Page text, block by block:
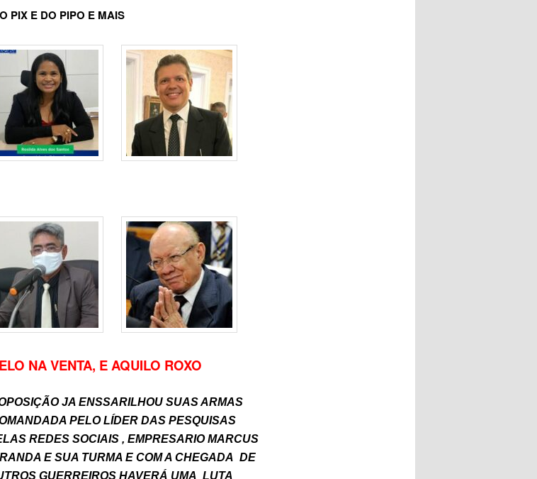
PIX E DO PIPO E MAIS
NA VENTA, E AQUILO ROXO
JA ENSSARILHOU SUAS ARMAS
PELO LÍDER DAS PESQUISAS
REDES SOCIAIS , EMPRESARIO MARCUS
E SUA TURMA E COM A CHEGADA DE
GUERREIROS HAVERÁ UMA LUTA